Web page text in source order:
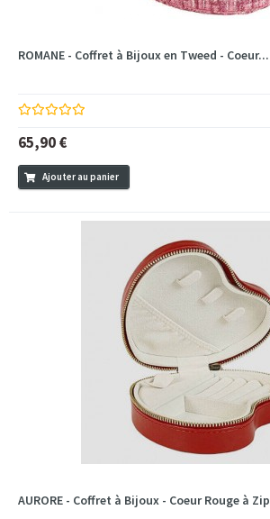
ROMANE - Coffret à Bijoux en Tweed - Coeur...
65,90 €
Ajouter au panier
AURORE - Coffret à Bijoux - Coeur Rouge à Zip